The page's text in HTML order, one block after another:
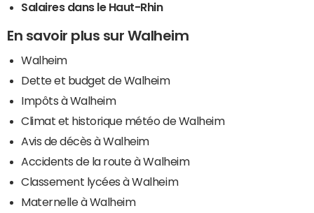
Salaires dans le Haut-Rhin
En savoir plus sur Walheim
Walheim
Dette et budget de Walheim
Impôts à Walheim
Climat et historique météo de Walheim
Avis de décès à Walheim
Accidents de la route à Walheim
Classement lycées à Walheim
Maternelle à Walheim